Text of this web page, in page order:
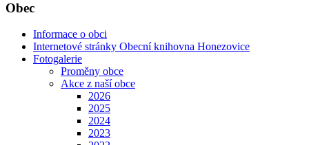
Obec
Informace o obci
Internetové stránky Obecní knihovna Honezovice
Fotogalerie
Proměny obce
Akce z naší obce
2026
2025
2024
2023